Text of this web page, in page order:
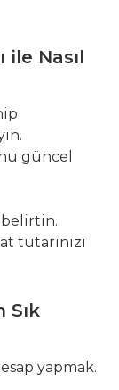
ile Nasıl
güncel
tutarınızı
Sık
yapmak.